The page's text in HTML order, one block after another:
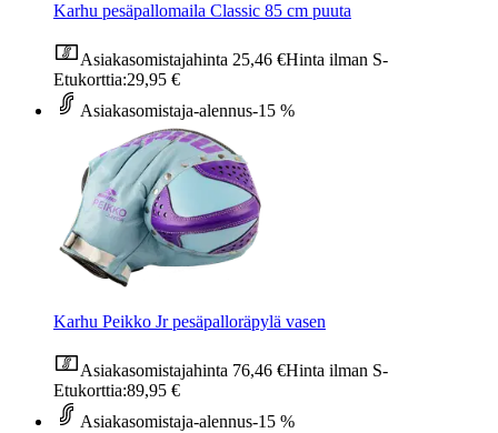
Karhu pesäpallomaila Classic 85 cm puuta
Asiakasomistajahinta 25,46 €Hinta ilman S-
Etukorttia:29,95 €
Asiakasomistaja-alennus-15 %
Karhu Peikko Jr pesäpalloräpylä vasen
Asiakasomistajahinta 76,46 €Hinta ilman S-
Etukorttia:89,95 €
Asiakasomistaja-alennus-15 %